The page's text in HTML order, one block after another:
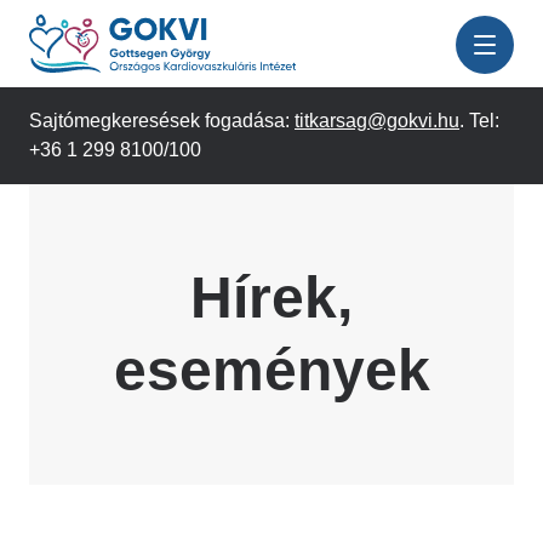
Ugrás
tartalomra
Sajtómegkeresések fogadása: titkarsag@gokvi.hu. Tel:
+36 1 299 8100/100
Hírek,
események